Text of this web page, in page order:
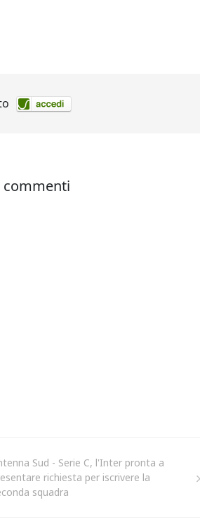
Sud - Serie C, l'Inter pronta a
richiesta per iscrivere la
squadra